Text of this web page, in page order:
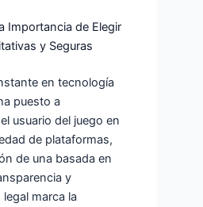
Importancia de Elegir
y Seguras
en tecnología
puesto a
usuario del juego en
de plataformas,
de una basada en
y
marca la